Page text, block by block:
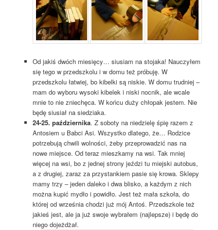
Od jakiś dwóch miesięcy… siusiam na stojaka! Nauczyłem
się tego w przedszkolu i w domu też próbuję. W
przedszkolu łatwiej, bo kibelki są niskie. W domu trudniej –
mam do wyboru wysoki kibelek i niski nocnik, ale wcale
mnie to nie zniechęca. W końcu duży chłopak jestem. Nie
będę siusiał na siedziaka.
24-25. października. Z soboty na niedzielę śpię razem z
Antosiem u Babci Asi. Wszystko dlatego, że… Rodzice
potrzebują chwili wolności, żeby przeprowadzić nas na
nowe miejsce. Od teraz mieszkamy na wsi. Tak mniej
więcej na wsi, bo z jednej strony jeździ tu miejski autobus,
a z drugiej, zaraz za przystankiem pasie się krowa. Sklepy
mamy trzy – jeden daleko i dwa blisko, a każdym z nich
można kupić mydło i powidło. Jest też mała szkoła, do
której od września chodzi już mój Antoś. Przedszkole też
jakieś jest, ale ja już swoje wybrałem (najlepsze) i będę do
niego dojeżdżał.